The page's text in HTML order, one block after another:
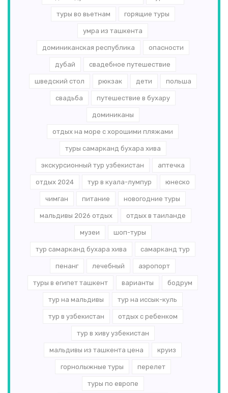
туры во вьетнам горящие туры
умра из ташкента
доминиканская республика опасности
дубай свадебное путешествие
шведский стол рюкзак дети польша
свадьба путешествие в бухару
доминиканы
отдых на море с хорошими пляжами
туры самарканд бухара хива
экскурсионный тур узбекистан аптечка
отдых 2024 тур в куала-лумпур юнеско
чимган питание новогодние туры
мальдивы 2026 отдых отдых в таиланде
музеи шоп-туры
тур самарканд бухара хива самарканд тур
пенанг лечебный аэропорт
туры в египет ташкент варианты бодрум
тур на мальдивы тур на иссык-куль
тур в узбекистан отдых с ребенком
тур в хиву узбекистан
мальдивы из ташкента цена круиз
горнолыжные туры перелет
туры по европе